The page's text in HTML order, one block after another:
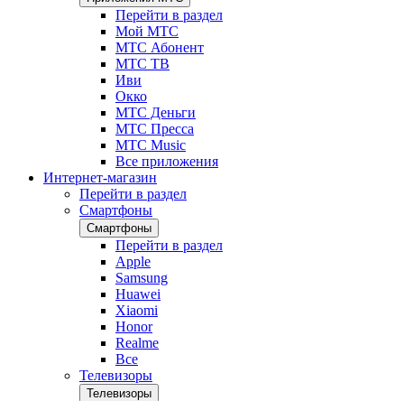
Перейти в раздел
Мой МТС
МТС Абонент
МТС ТВ
Иви
Окко
МТС Деньги
МТС Пресса
МТС Music
Все приложения
Интернет-магазин
Перейти в раздел
Смартфоны
Смартфоны
Перейти в раздел
Apple
Samsung
Huawei
Xiaomi
Honor
Realme
Все
Телевизоры
Телевизоры